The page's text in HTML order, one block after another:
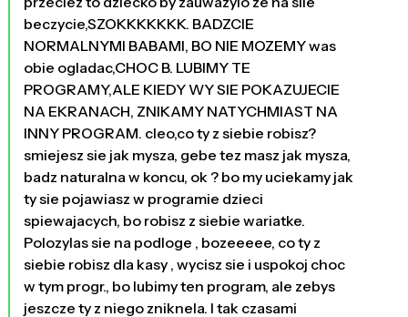
beczycie,SZOKKKKKKK. BADZCIE
NORMALNYMI BABAMI, BO NIE MOZEMY was
obie ogladac,CHOC B. LUBIMY TE
PROGRAMY,ALE KIEDY WY SIE POKAZUJECIE
NA EKRANACH, ZNIKAMY NATYCHMIAST NA
INNY PROGRAM. cleo,co ty z siebie robisz?
smiejesz sie jak mysza, gebe tez masz jak mysza,
badz naturalna w koncu, ok ? bo my uciekamy jak
ty sie pojawiasz w programie dzieci
spiewajacych, bo robisz z siebie wariatke.
Polozylas sie na podloge , bozeeeee, co ty z
siebie robisz dla kasy , wycisz sie i uspokoj choc
w tym progr., bo lubimy ten program, ale zebys
jeszcze ty z niego zniknela. I tak czasami